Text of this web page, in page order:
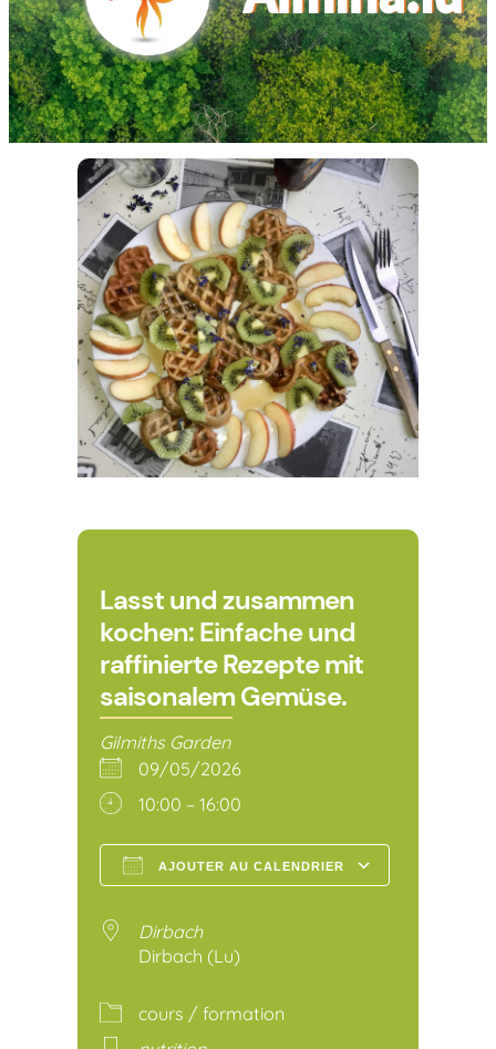
Lasst und zusammen
kochen: Einfache und
raffinierte Rezepte mit
saisonalem Gemüse.
Gilmiths Garden
09/05/2026
10:00 – 16:00
AJOUTER AU CALENDRIER
Dirbach
Dirbach (Lu)
cours / formation